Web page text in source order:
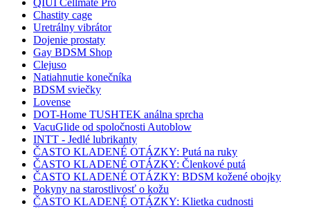
Chastity cage
Uretrálny vibrátor
Dojenie prostaty
Gay BDSM Shop
Clejuso
Natiahnutie konečníka
BDSM sviečky
Lovense
DOT-Home TUSHTEK análna sprcha
VacuGlide od spoločnosti Autoblow
INTT - Jedlé lubrikanty
ČASTO KLADENÉ OTÁZKY: Putá na ruky
ČASTO KLADENÉ OTÁZKY: Členkové putá
ČASTO KLADENÉ OTÁZKY: BDSM kožené obojky
Pokyny na starostlivosť o kožu
ČASTO KLADENÉ OTÁZKY: Klietka cudnosti